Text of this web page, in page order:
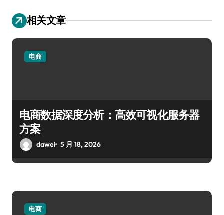
相关文章
电商
电商数据深度分析：高效可视化服务器
方案
dawei 5 月 18, 2026
电商